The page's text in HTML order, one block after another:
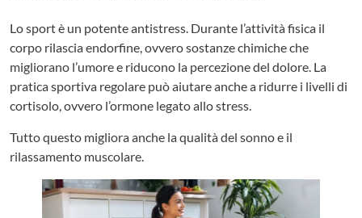
Lo sport è un potente antistress. Durante l’attività fisica il
corpo rilascia endorfine, ovvero sostanze chimiche che
migliorano l’umore e riducono la percezione del dolore. La
pratica sportiva regolare può aiutare anche a ridurre i livelli di
cortisolo, ovvero l’ormone legato allo stress.
Tutto questo migliora anche la qualità del sonno e il
rilassamento muscolare.